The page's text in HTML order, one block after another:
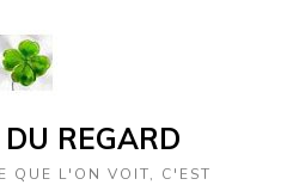
REGARD
QUE L'ON VOIT, C'EST